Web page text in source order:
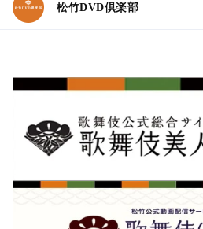
松竹DVD倶楽部